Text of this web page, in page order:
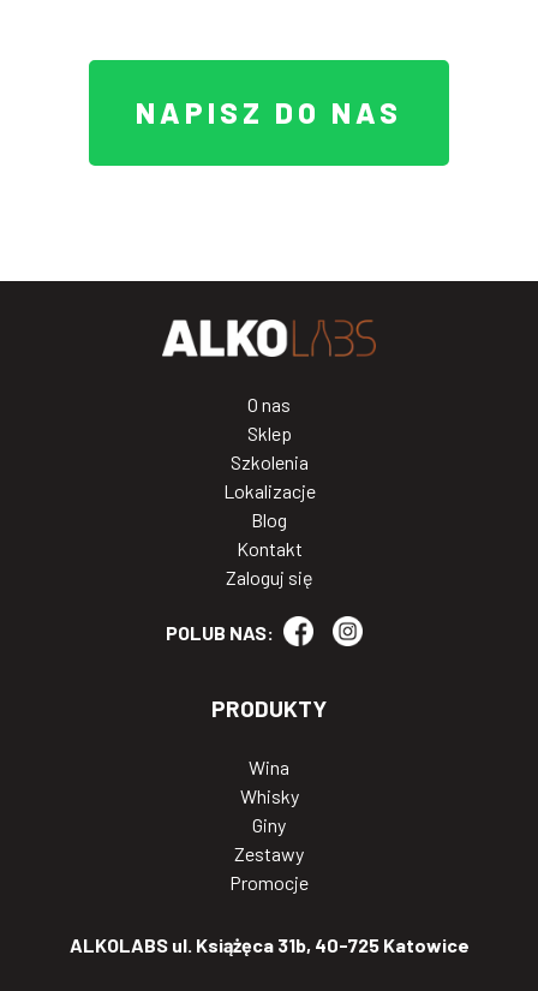
NAPISZ DO NAS
O nas
Sklep
Szkolenia
Lokalizacje
Blog
Kontakt
Zaloguj się
POLUB NAS:
PRODUKTY
Wina
Whisky
Giny
Zestawy
Promocje
ALKOLABS ul. Książęca 31b, 40-725 Katowice